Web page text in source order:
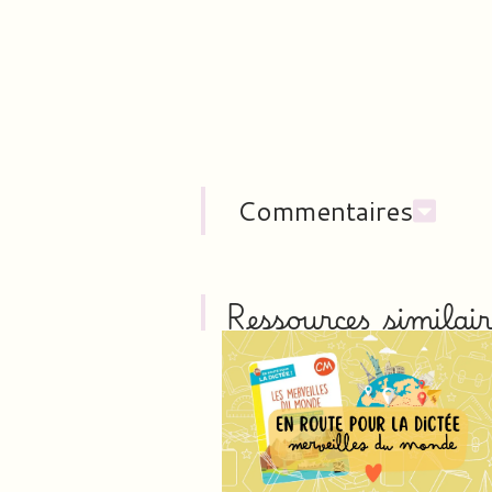
Commentaires
Ressources